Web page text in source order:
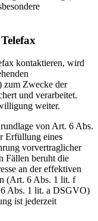
kontaktieren, wird
zum Zwecke der
und verarbeitet.
weiter.
von Art. 6 Abs.
Erfüllung eines
vorvertraglicher
Fällen beruht die
an der effektiven
(Art. 6 Abs. 1 lit. f
Abs. 1 lit. a DSGVO)
ist jederzeit